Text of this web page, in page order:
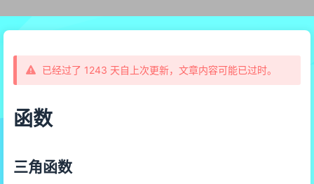
已经过了 1243 天自上次更新，文章内容可能已过时。
函数
三角函数